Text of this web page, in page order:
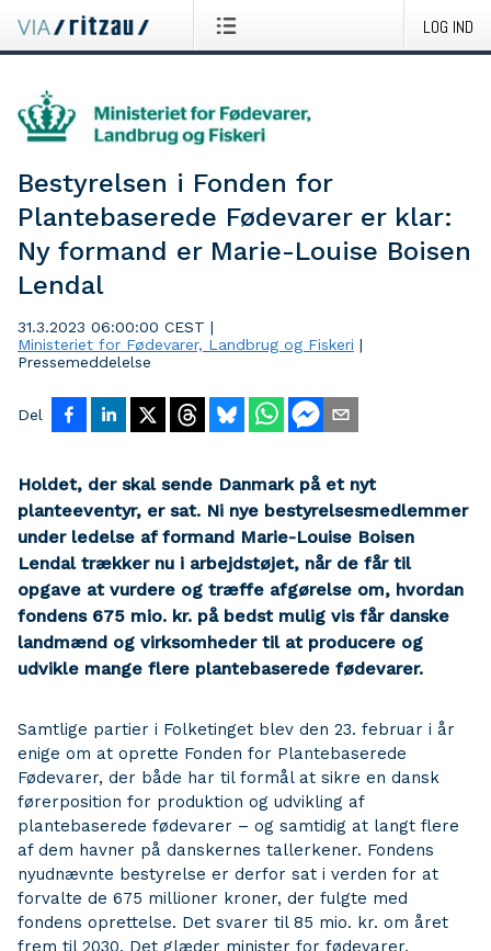
LOG IND
Bestyrelsen i Fonden for
Plantebaserede Fødevarer er klar:
Ny formand er Marie-Louise Boisen
Lendal
31.3.2023 06:00:00 CEST |
Ministeriet for Fødevarer, Landbrug og Fiskeri |
Pressemeddelelse
Del
Holdet, der skal sende Danmark på et nyt
planteeventyr, er sat. Ni nye bestyrelsesmedlemmer
under ledelse af formand Marie-Louise Boisen
Lendal trækker nu i arbejdstøjet, når de får til
opgave at vurdere og træffe afgørelse om, hvordan
fondens 675 mio. kr. på bedst mulig vis får danske
landmænd og virksomheder til at producere og
udvikle mange flere plantebaserede fødevarer.
Samtlige partier i Folketinget blev den 23. februar i år
enige om at oprette Fonden for Plantebaserede
Fødevarer, der både har til formål at sikre en dansk
førerposition for produktion og udvikling af
plantebaserede fødevarer – og samtidig at langt flere
af dem havner på danskernes tallerkener. Fondens
nyudnævnte bestyrelse er derfor sat i verden for at
forvalte de 675 millioner kroner, der fulgte med
fondens oprettelse. Det svarer til 85 mio. kr. om året
frem til 2030. Det glæder minister for fødevarer,